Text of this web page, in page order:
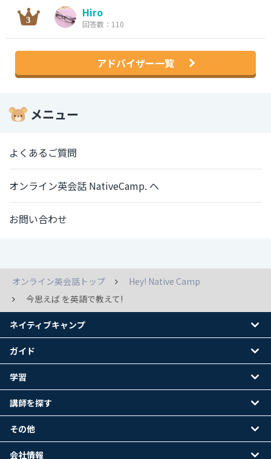
Hiro
回答数：110
アドバイザー一覧
メニュー
よくあるご質問
オンライン英会話 NativeCamp. へ
お問い合わせ
オンライン英会話トップ
Hey! Native Camp
今思えば を英語で教えて!
ネイティブキャンプ
ガイド
学習
講師を探す
その他
会社情報